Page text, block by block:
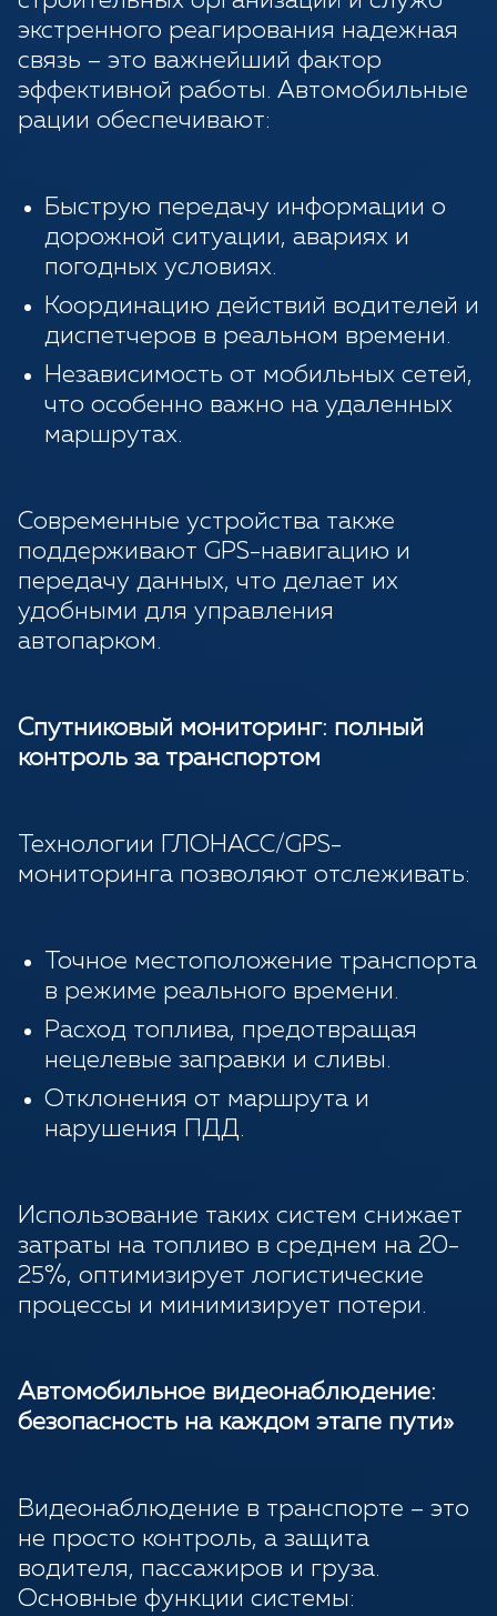
экстренного реагирования надежная
связь – это важнейший фактор
эффективной работы. Автомобильные
рации обеспечивают:
Быструю передачу информации о
дорожной ситуации, авариях и
погодных условиях.
Координацию действий водителей и
диспетчеров в реальном времени.
Независимость от мобильных сетей,
что особенно важно на удаленных
маршрутах.
Современные устройства также
поддерживают GPS-навигацию и
передачу данных, что делает их
удобными для управления
автопарком.
Спутниковый мониторинг: полный
контроль за транспортом
Технологии ГЛОНАСС/GPS-
мониторинга позволяют отслеживать:
Точное местоположение транспорта
в режиме реального времени.
Расход топлива, предотвращая
нецелевые заправки и сливы.
Отклонения от маршрута и
нарушения ПДД.
Использование таких систем снижает
затраты на топливо в среднем на 20-
25%, оптимизирует логистические
процессы и минимизирует потери.
Автомобильное видеонаблюдение:
безопасность на каждом этапе пути»
Видеонаблюдение в транспорте – это
не просто контроль, а защита
водителя, пассажиров и груза.
Основные функции системы: